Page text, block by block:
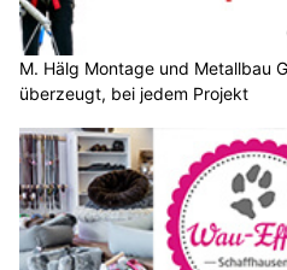
M. Hälg Montage und Metallbau
überzeugt, bei jedem Projekt